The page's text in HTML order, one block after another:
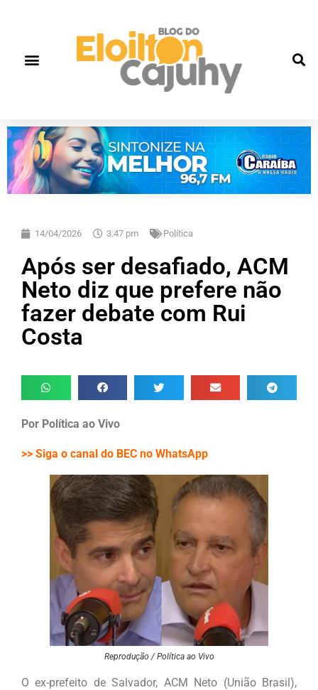
14/04/2026 3:47 pm Política
Após ser desafiado, ACM
Neto diz que prefere não
fazer debate com Rui
Costa
Por Política ao Vivo
>> Siga o canal do BEC no WhatsApp
Reprodução / Política ao Vivo
O ex-prefeito de Salvador, ACM Neto (União Brasil),